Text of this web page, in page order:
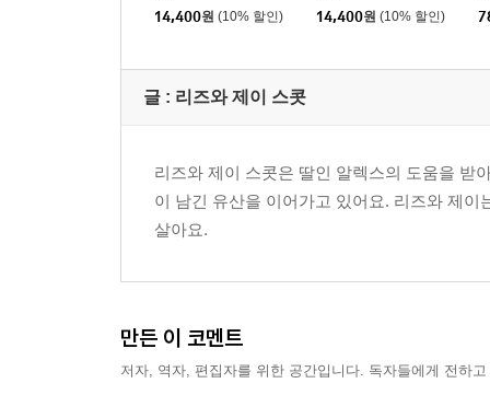
14,400원 (10% 할인) 14,400원 (10% 할인)
글 : 리즈와 제이 스콧
리즈와 제이 스콧은 딸인 알렉스의 도움을 받
이 남긴 유산을 이어가고 있어요. 리즈와 제
살아요.
만든 이 코멘트
저자, 역자, 편집자를 위한 공간입니다. 독자들에게 전하